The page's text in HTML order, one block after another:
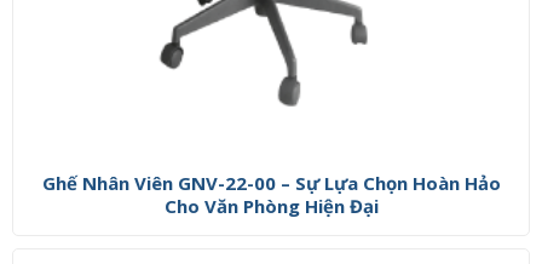
Ghế Nhân Viên GNV-22-00 – Sự Lựa Chọn Hoàn Hảo
Cho Văn Phòng Hiện Đại